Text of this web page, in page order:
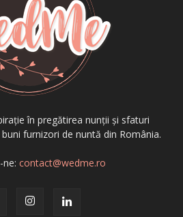
în pregătirea nunții și sfaturi
furnizori de nuntă din România.
contact@wedme.ro